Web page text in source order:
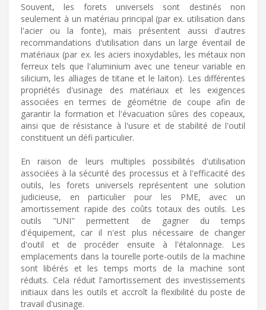
Souvent, les forets universels sont destinés non
seulement à un matériau principal (par ex. utilisation dans
l'acier ou la fonte), mais présentent aussi d'autres
recommandations d'utilisation dans un large éventail de
matériaux (par ex. les aciers inoxydables, les métaux non
ferreux tels que l'aluminium avec une teneur variable en
silicium, les alliages de titane et le laiton). Les différentes
propriétés d'usinage des matériaux et les exigences
associées en termes de géométrie de coupe afin de
garantir la formation et l'évacuation sûres des copeaux,
ainsi que de résistance à l'usure et de stabilité de l'outil
constituent un défi particulier.
En raison de leurs multiples possibilités d'utilisation
associées à la sécurité des processus et à l'efficacité des
outils, les forets universels représentent une solution
judicieuse, en particulier pour les PME, avec un
amortissement rapide des coûts totaux des outils. Les
outils "UNI" permettent de gagner du temps
d'équipement, car il n'est plus nécessaire de changer
d'outil et de procéder ensuite à l'étalonnage. Les
emplacements dans la tourelle porte-outils de la machine
sont libérés et les temps morts de la machine sont
réduits. Cela réduit l'amortissement des investissements
initiaux dans les outils et accroît la flexibilité du poste de
travail d'usinage.